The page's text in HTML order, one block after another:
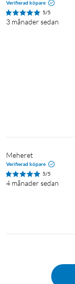
Verifierad köpare
5/5
3 månader sedan
Meheret
Verifierad köpare
5/5
4 månader sedan